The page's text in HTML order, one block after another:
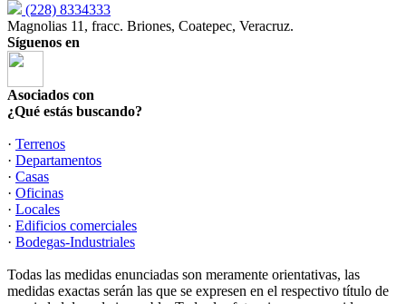
(228) 8334333
Magnolias 11, fracc. Briones, Coatepec, Veracruz.
Síguenos en
Asociados con
¿Qué estás buscando?
· Terrenos
· Departamentos
· Casas
· Oficinas
· Locales
· Edificios comerciales
· Bodegas-Industriales
Todas las medidas enunciadas son meramente orientativas, las
medidas exactas serán las que se expresen en el respectivo título de